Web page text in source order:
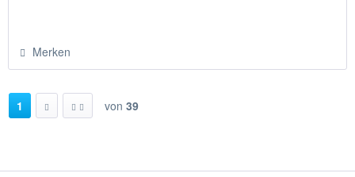
Merken
1 von 39